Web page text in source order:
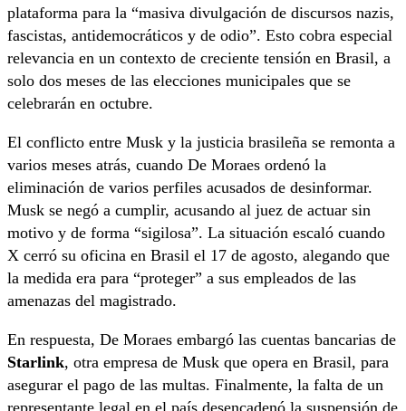
plataforma para la “masiva divulgación de discursos nazis,
fascistas, antidemocráticos y de odio”. Esto cobra especial
relevancia en un contexto de creciente tensión en Brasil, a
solo dos meses de las elecciones municipales que se
celebrarán en octubre.
El conflicto entre Musk y la justicia brasileña se remonta a
varios meses atrás, cuando De Moraes ordenó la
eliminación de varios perfiles acusados de desinformar.
Musk se negó a cumplir, acusando al juez de actuar sin
motivo y de forma “sigilosa”. La situación escaló cuando
X cerró su oficina en Brasil el 17 de agosto, alegando que
la medida era para “proteger” a sus empleados de las
amenazas del magistrado.
En respuesta, De Moraes embargó las cuentas bancarias de
Starlink, otra empresa de Musk que opera en Brasil, para
asegurar el pago de las multas. Finalmente, la falta de un
representante legal en el país desencadenó la suspensión de